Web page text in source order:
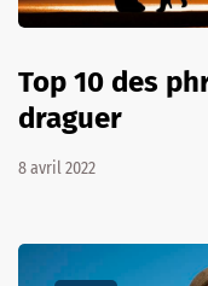
Top 10 des
draguer
8 avril 2022